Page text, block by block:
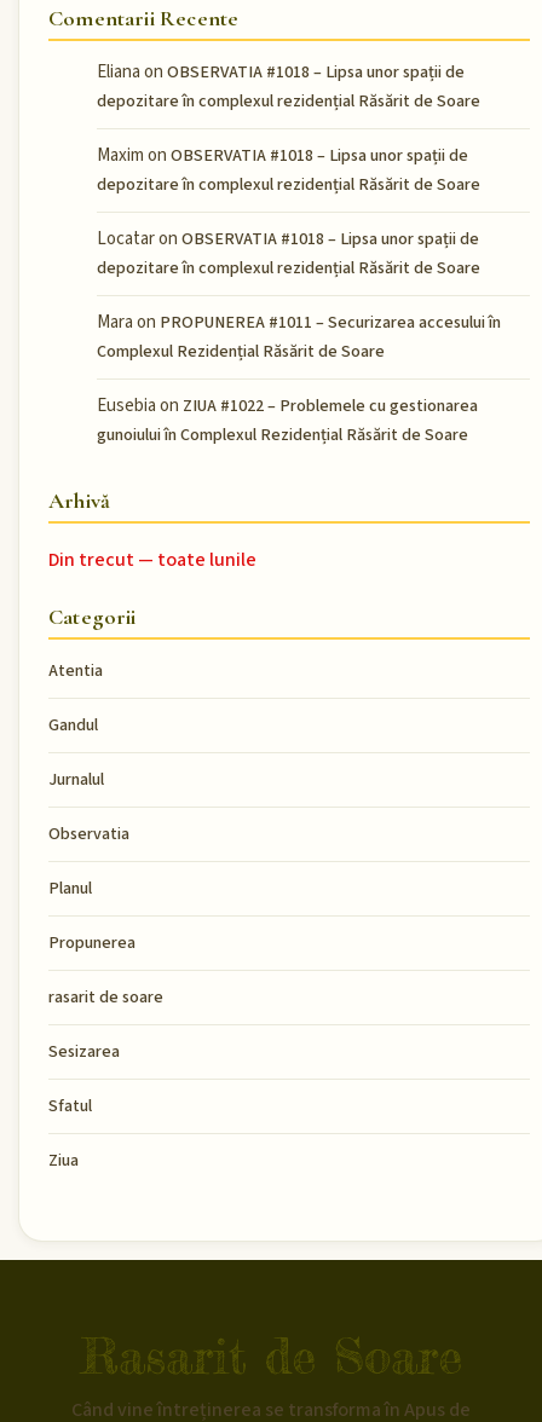
Comentarii Recente
Elianaon OBSERVATIA #1018 – Lipsa unor spații de
depozitare în complexul rezidențial Răsărit de Soare
Maximon OBSERVATIA #1018 – Lipsa unor spații de
depozitare în complexul rezidențial Răsărit de Soare
Locataron OBSERVATIA #1018 – Lipsa unor spații de
depozitare în complexul rezidențial Răsărit de Soare
Maraon PROPUNEREA #1011 – Securizarea accesului în
Complexul Rezidențial Răsărit de Soare
Eusebiaon ZIUA #1022 – Problemele cu gestionarea
gunoiului în Complexul Rezidențial Răsărit de Soare
Arhivă
Din trecut — toate lunile
Categorii
Atentia
Gandul
Jurnalul
Observatia
Planul
Propunerea
rasarit de soare
Sesizarea
Sfatul
Ziua
Rasarit de Soare
Când vine întreținerea se transforma în Apus de